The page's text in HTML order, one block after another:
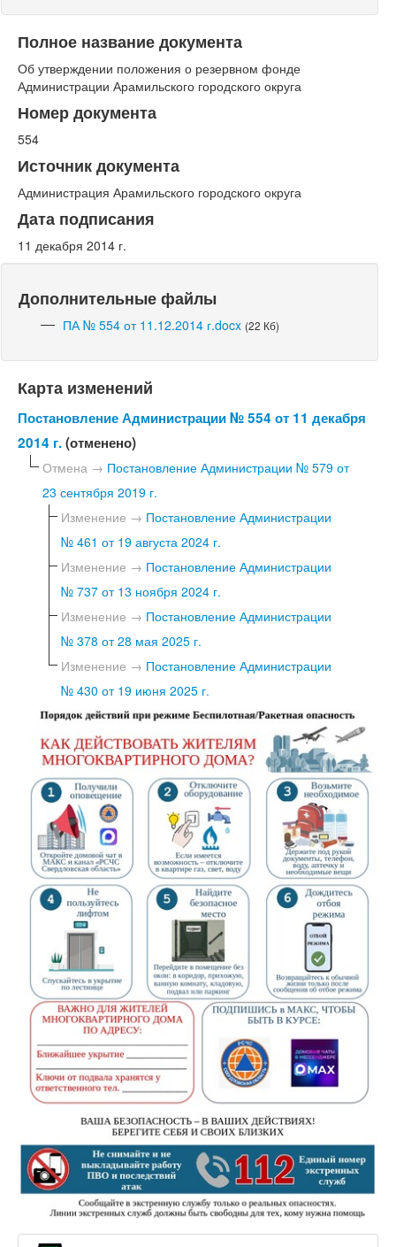
Полное название документа
Об утверждении положения о резервном фонде
Администрации Арамильского городского округа
Номер документа
554
Источник документа
Администрация Арамильского городского округа
Дата подписания
11 декабря 2014 г.
Дополнительные файлы
ПА № 554 от 11.12.2014 г.docx (22 Кб)
Карта изменений
Постановление Администрации № 554 от 11 декабря
2014 г.(отменено)
Отмена → Постановление Администрации № 579 от
23 сентября 2019 г.
Изменение → Постановление Администрации
№ 461 от 19 августа 2024 г.
Изменение → Постановление Администрации
№ 737 от 13 ноября 2024 г.
Изменение → Постановление Администрации
№ 378 от 28 мая 2025 г.
Изменение → Постановление Администрации
№ 430 от 19 июня 2025 г.